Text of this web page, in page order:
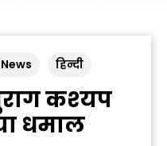
हिन्दी
कश्‍यप
धमाल